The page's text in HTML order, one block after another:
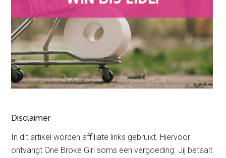
Disclaimer
In dit artikel worden affiliate links gebruikt. Hiervoor
ontvangt One Broke Girl soms een vergoeding. Jij betaalt